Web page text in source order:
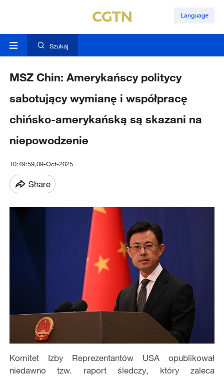
Language
Szukaj
MSZ Chin: Amerykańscy politycy
sabotujący wymianę i współpracę
chińsko-amerykańską są skazani na
niepowodzenie
10:49:59,09-Oct-2025
Share
Komitet Izby Reprezentantów USA opublikował
niedawno tzw. raport śledczy, który zaleca